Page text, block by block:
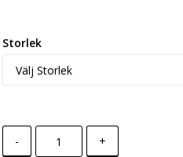
Storlek
- +